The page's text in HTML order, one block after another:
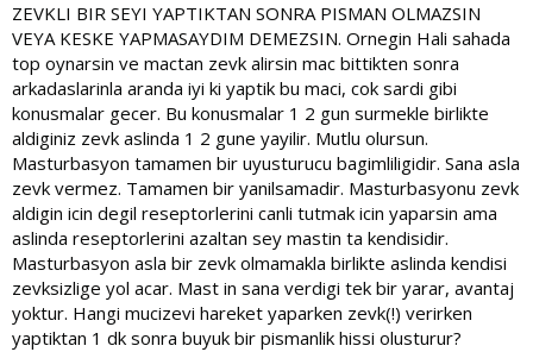
o
y
l
a
ZEVKLI BIR SEYI YAPTIKTAN SONRA PISMAN OLMAZSIN
VEYA KESKE YAPMASAYDIM DEMEZSIN. Ornegin Hali sahada
top oynarsin ve mactan zevk alirsin mac bittikten sonra
arkadaslarinla aranda iyi ki yaptik bu maci, cok sardi gibi
konusmalar gecer. Bu konusmalar 1 2 gun surmekle birlikte
aldiginiz zevk aslinda 1 2 gune yayilir. Mutlu olursun.
Masturbasyon tamamen bir uyusturucu bagimliligidir. Sana asla
zevk vermez. Tamamen bir yanilsamadir. Masturbasyonu zevk
aldigin icin degil reseptorlerini canli tutmak icin yaparsin ama
aslinda reseptorlerini azaltan sey mastin ta kendisidir.
Masturbasyon asla bir zevk olmamakla birlikte aslinda kendisi
zevksizlige yol acar. Mast in sana verdigi tek bir yarar, avantaj
yoktur. Hangi mucizevi hareket yaparken zevk(!) verirken
yaptiktan 1 dk sonra buyuk bir pismanlik hissi olusturur?